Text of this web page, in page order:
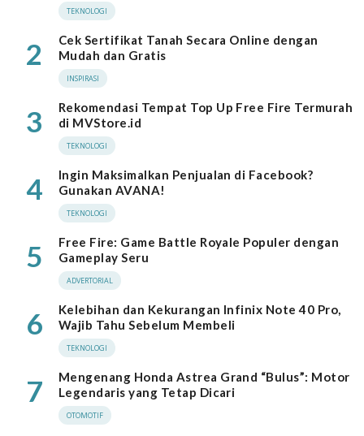
TEKNOLOGI
2
Cek Sertifikat Tanah Secara Online dengan
Mudah dan Gratis
INSPIRASI
3
Rekomendasi Tempat Top Up Free Fire Termurah
di MVStore.id
TEKNOLOGI
4
Ingin Maksimalkan Penjualan di Facebook?
Gunakan AVANA!
TEKNOLOGI
5
Free Fire: Game Battle Royale Populer dengan
Gameplay Seru
ADVERTORIAL
6
Kelebihan dan Kekurangan Infinix Note 40 Pro,
Wajib Tahu Sebelum Membeli
TEKNOLOGI
7
Mengenang Honda Astrea Grand “Bulus”: Motor
Legendaris yang Tetap Dicari
OTOMOTIF